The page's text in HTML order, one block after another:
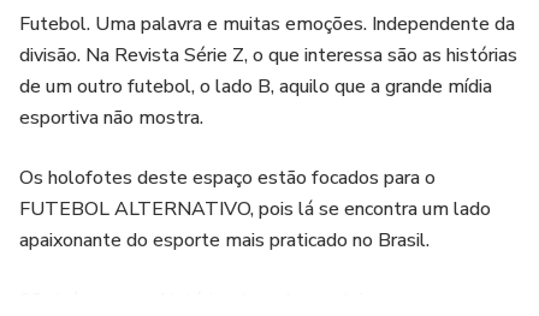
Futebol. Uma palavra e muitas emoções. Independente da
divisão. Na Revista Série Z, o que interessa são as histórias
de um outro futebol, o lado B, aquilo que a grande mídia
esportiva não mostra.
Os holofotes deste espaço estão focados para o
FUTEBOL ALTERNATIVO, pois lá se encontra um lado
apaixonante do esporte mais praticado no Brasil.